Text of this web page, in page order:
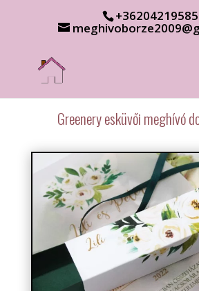
+36204219585
Greenery esküvői meghívó